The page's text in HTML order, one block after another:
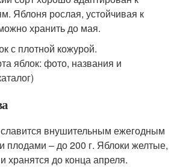
Яблоня рослая, устойчивая к
хранить до мая.
внушительным ежегодным
плодами – до 200 г. Яблоки желтые,
хранятся до конца апреля.